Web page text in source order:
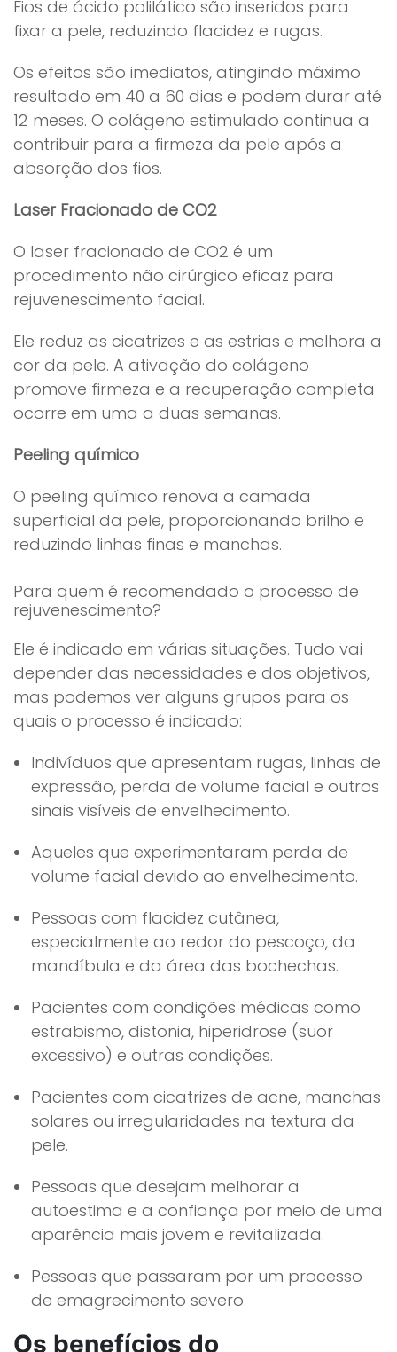
Fios de ácido polilático são inseridos para
fixar a pele, reduzindo flacidez e rugas.
Os efeitos são imediatos, atingindo máximo
resultado em 40 a 60 dias e podem durar até
12 meses. O colágeno estimulado continua a
contribuir para a firmeza da pele após a
absorção dos fios.
Laser Fracionado de CO2
O laser fracionado de CO2 é um
procedimento não cirúrgico eficaz para
rejuvenescimento facial.
Ele reduz as cicatrizes e as estrias e melhora a
cor da pele. A ativação do colágeno
promove firmeza e a recuperação completa
ocorre em uma a duas semanas.
Peeling químico
O peeling químico renova a camada
superficial da pele, proporcionando brilho e
reduzindo linhas finas e manchas.
Para quem é recomendado o processo de
rejuvenescimento?
Ele é indicado em várias situações. Tudo vai
depender das necessidades e dos objetivos,
mas podemos ver alguns grupos para os
quais o processo é indicado:
Indivíduos que apresentam rugas, linhas de
expressão, perda de volume facial e outros
sinais visíveis de envelhecimento.
Aqueles que experimentaram perda de
volume facial devido ao envelhecimento.
Pessoas com flacidez cutânea,
especialmente ao redor do pescoço, da
mandíbula e da área das bochechas.
Pacientes com condições médicas como
estrabismo, distonia, hiperidrose (suor
excessivo) e outras condições.
Pacientes com cicatrizes de acne, manchas
solares ou irregularidades na textura da
pele.
Pessoas que desejam melhorar a
autoestima e a confiança por meio de uma
aparência mais jovem e revitalizada.
Pessoas que passaram por um processo
de emagrecimento severo.
Os benefícios do